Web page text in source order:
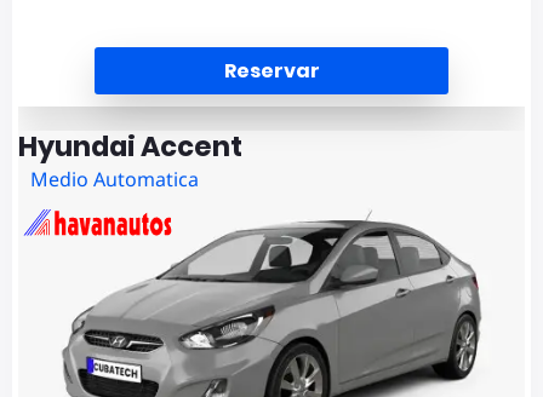
Reservar
Hyundai Accent
Medio Automatica